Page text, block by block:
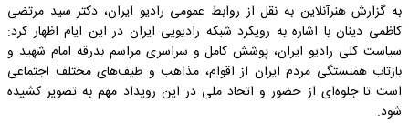
به گزارش هنرآنلاین به نقل از روابط عمومی رادیو ایران، دکتر سید مرتضی
کاظمی دینان با اشاره به رویکرد شبکه رادیویی ایران در این ایام اظهار کرد:
سیاست کلی رادیو ایران، پوشش کامل و سراسری مراسم بدرقه امام شهید و
بازتاب همبستگی مردم ایران از اقوام، مذاهب و طیف‌های مختلف اجتماعی
است تا جلوه‌ای از حضور و اتحاد ملی در این رویداد مهم به تصویر کشیده
شود.